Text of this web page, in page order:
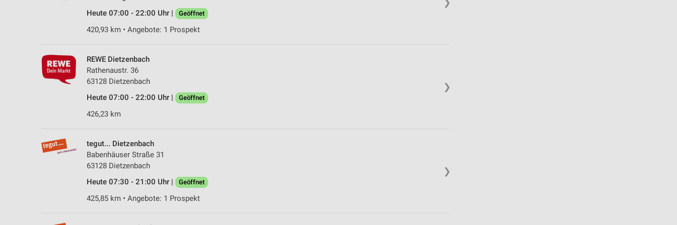
❯
Heute 07:00 - 22:00 Uhr |
Geöffnet
420,93 km • Angebote: 1 Prospekt
❯
REWE Dietzenbach
Rathenaustr. 36
63128 Dietzenbach
Heute 07:00 - 22:00 Uhr |
Geöffnet
426,23 km
❯
tegut... Dietzenbach
Babenhäuser Straße 31
63128 Dietzenbach
Heute 07:30 - 21:00 Uhr |
Geöffnet
425,85 km • Angebote: 1 Prospekt